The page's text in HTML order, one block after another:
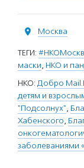
Москва
ТЕГИ:
маски, НКО и
НКО: Добро
детям и
"Подсолнух",
Хабенского,
заболеваниями